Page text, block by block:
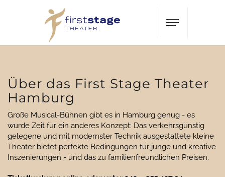
Oops, an error occurred! Code: 2026080912544614d599ac
Über das First Stage Theater
Hamburg
Große Musical-Bühnen gibt es in Hamburg genug - es
wurde Zeit für ein anderes Konzept: Das verkehrsgünstig
gelegene und mit modernster Technik ausgestattete kleine
Theater bietet perfekte Bedingungen für junge und kreative
Inszenierungen - und das zu familienfreundlichen Preisen.